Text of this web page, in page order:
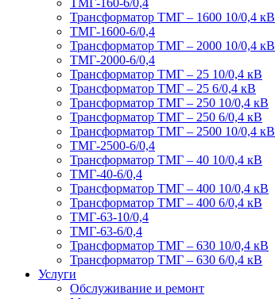
ТМГ-160-6/0,4
Трансформатор ТМГ – 1600 10/0,4 кВ
ТМГ-1600-6/0,4
Трансформатор ТМГ – 2000 10/0,4 кВ
ТМГ-2000-6/0,4
Трансформатор ТМГ – 25 10/0,4 кВ
Трансформатор ТМГ – 25 6/0,4 кВ
Трансформатор ТМГ – 250 10/0,4 кВ
Трансформатор ТМГ – 250 6/0,4 кВ
Трансформатор ТМГ – 2500 10/0,4 кВ
ТМГ-2500-6/0,4
Трансформатор ТМГ – 40 10/0,4 кВ
ТМГ-40-6/0,4
Трансформатор ТМГ – 400 10/0,4 кВ
Трансформатор ТМГ – 400 6/0,4 кВ
ТМГ-63-10/0,4
ТМГ-63-6/0,4
Трансформатор ТМГ – 630 10/0,4 кВ
Трансформатор ТМГ – 630 6/0,4 кВ
Услуги
Обслуживание и ремонт